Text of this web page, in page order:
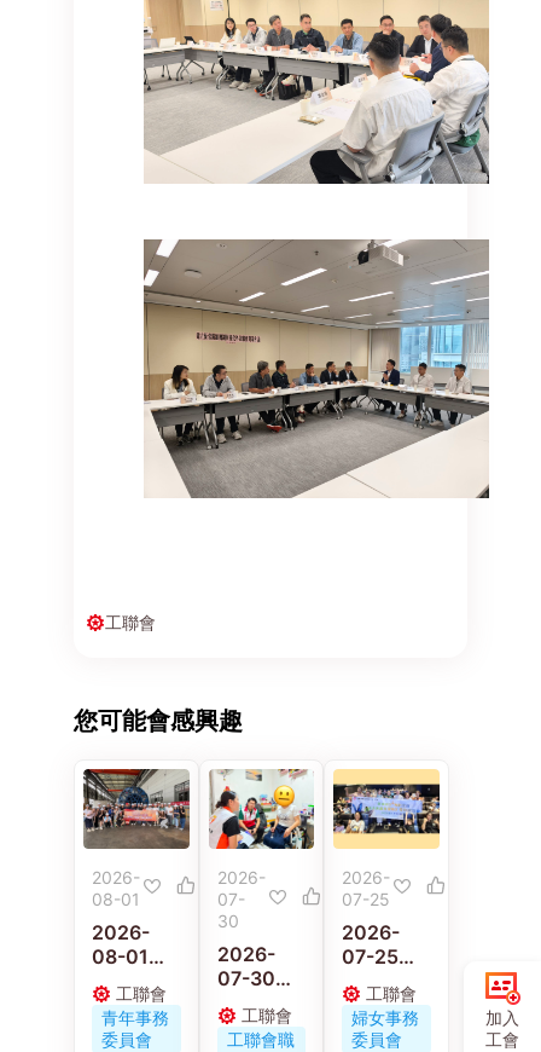
工聯會
您可能會感興趣
2026-
08-01
2026-
08-01
工聯青年
義工走進
佛山 感受
工聯會
青年事務
委員會
2026-
07-
30
2026-
07-30
工聯職安
健協會連
工聯會
工聯會職
2026-
07-25
2026-
07-25
工聯會婦
女事務委
員會舉辦
工聯會
婦女事務
委員會
加入
工會